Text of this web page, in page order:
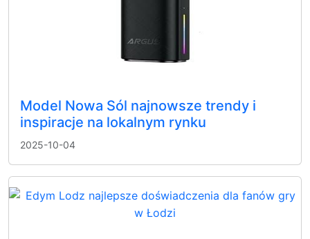
Model Nowa Sól najnowsze trendy i
inspiracje na lokalnym rynku
2025-10-04